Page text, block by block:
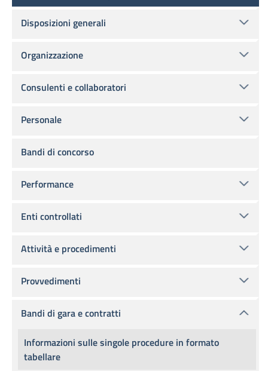
Disposizioni generali
Organizzazione
Consulenti e collaboratori
Personale
Bandi di concorso
Performance
Enti controllati
Attività e procedimenti
Provvedimenti
Bandi di gara e contratti
Informazioni sulle singole procedure in formato
tabellare